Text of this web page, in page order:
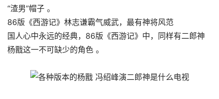
“渣男”帽子 。
86版《西游记》林志谦霸气威武，最有神将风范
国人心中永远的经典，86版《西游记》中，同样有二郎神
杨戬这一不可缺少的角色 。